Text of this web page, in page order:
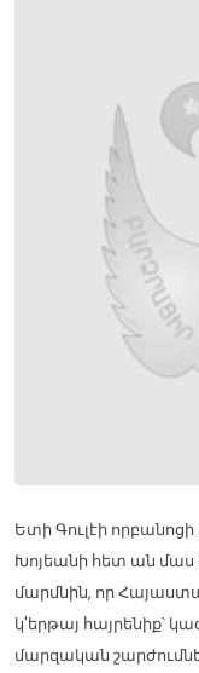
Ետի Գուլէի
Խոյեանի հետ ան մաս
մարմնին, որ
կ'երթայ հայրենիք՝
մարզական